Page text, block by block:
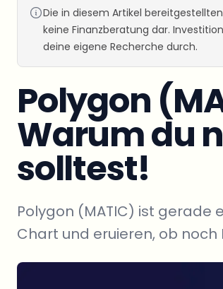
Die in diesem Artikel
keine Finanzberatung dar.
deine eigene Recherche durch.
Polygon
Warum du
solltest!
Polygon (MATIC) ist gerade
Chart und eruieren, ob